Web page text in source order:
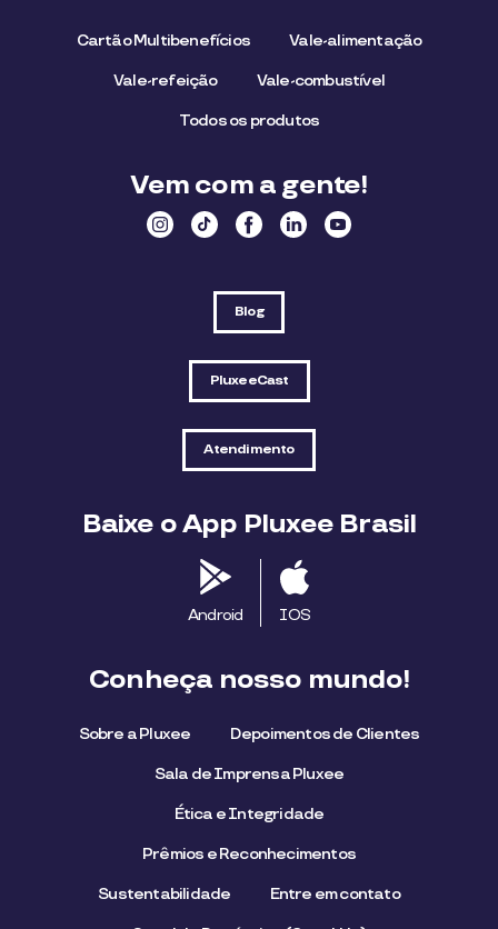
Cartão Multibenefícios Vale-alimentação
Vale-refeição Vale-combustível
Todos os produtos
Vem com a gente!
Blog
PluxeeCast
Atendimento
Baixe o App Pluxee Brasil
Android IOS
Conheça nosso mundo!
Sobre a Pluxee Depoimentos de Clientes
Sala de Imprensa Pluxee
Ética e Integridade
Prêmios e Reconhecimentos
Sustentabilidade Entre em contato